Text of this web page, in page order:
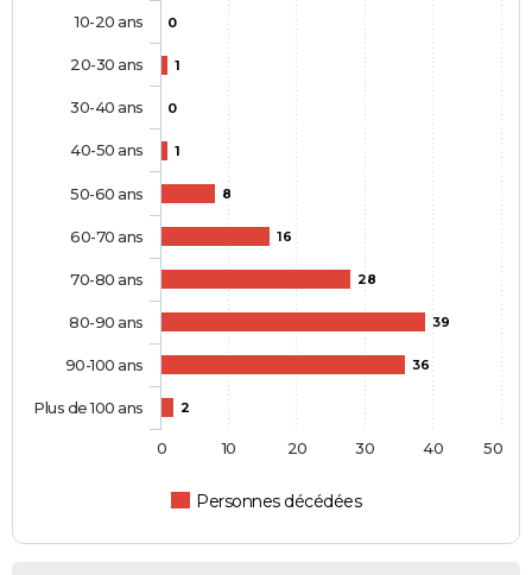
0
1
0
1
8
16
28
39
36
2
Personnes décédées
10-20 ans
20-30 ans
30-40 ans
40-50 ans
50-60 ans
60-70 ans
70-80 ans
80-90 ans
90-100 ans
Plus de 100 ans
0 10 20 30 40 50